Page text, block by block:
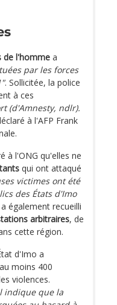
de l'homme a
par les forces
. Sollicitée, la police
à ces
(d'Amnesty, ndlr).
à l'AFP Frank
à l'ONG qu'elles ne
qui ont attaqué
victimes ont été
des États d'Imo
également recueilli
arbitraires, de
cette région.
d'Imo a
moins 400
violences.
indique que la